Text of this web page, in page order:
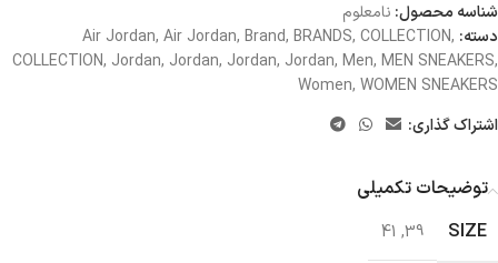
شناسه محصول: نامعلوم
دسته:
Air Jordan, Air Jordan, Brand, BRANDS, COLLECTION,
COLLECTION, Jordan, Jordan, Jordan, Jordan, Men, MEN SNEAKERS,
Women, WOMEN SNEAKERS
اشتراک گذاری:
توضیحات تکمیلی
SIZE
39
,
41